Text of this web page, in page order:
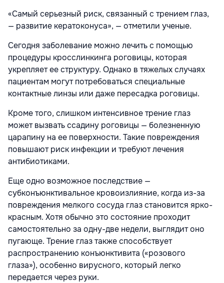
«Самый серьезный риск, связанный с трением глаз,
— развитие кератоконуса», — отметили ученые.
Сегодня заболевание можно лечить с помощью
процедуры кросслинкинга роговицы, которая
укрепляет ее структуру. Однако в тяжелых случаях
пациентам могут потребоваться специальные
контактные линзы или даже пересадка роговицы.
Кроме того, слишком интенсивное трение глаз
может вызвать ссадину роговицы — болезненную
царапину на ее поверхности. Такие повреждения
повышают риск инфекции и требуют лечения
антибиотиками.
Еще одно возможное последствие —
субконъюнктивальное кровоизлияние, когда из-за
повреждения мелкого сосуда глаз становится ярко-
красным. Хотя обычно это состояние проходит
самостоятельно за одну-две недели, выглядит оно
пугающе. Трение глаз также способствует
распространению конъюнктивита («розового
глаза»), особенно вирусного, который легко
передается через руки.